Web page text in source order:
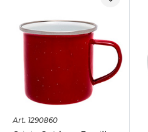
Art. 1290860